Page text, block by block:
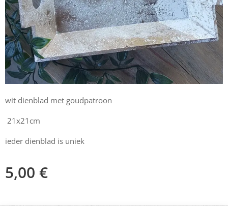
wit dienblad met goudpatroon
21x21cm
ieder dienblad is uniek
5,00 €